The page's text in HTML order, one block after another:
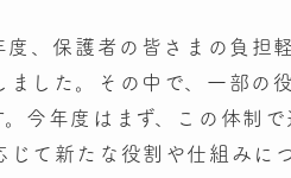
度、保護者の皆さまの負担
ました。その中で、一部の
。今年度はまず、この体制
じて新たな役割や仕組みに